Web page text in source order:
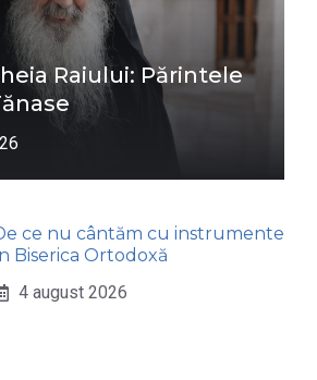
Raiului: Părintele
ce nu cântăm cu instrumente
Biserica Ortodoxă
4 august 2026